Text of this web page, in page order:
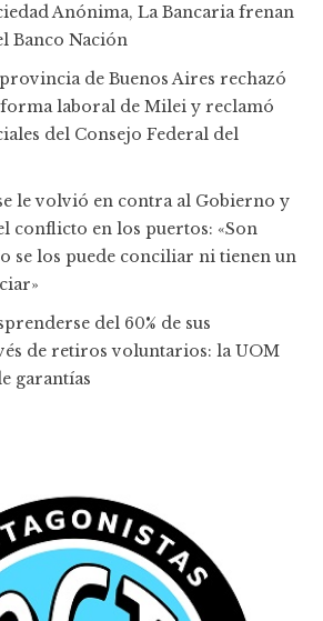
Anónima, La Bancaria frenan
Banco Nación
de Buenos Aires rechazó
laboral de Milei y reclamó
del Consejo Federal del
le volvió en contra al Gobierno y
conflicto en los puertos: «Son
se los puede conciliar ni tienen un
del 60% de sus
de retiros voluntarios: la UOM
garantías